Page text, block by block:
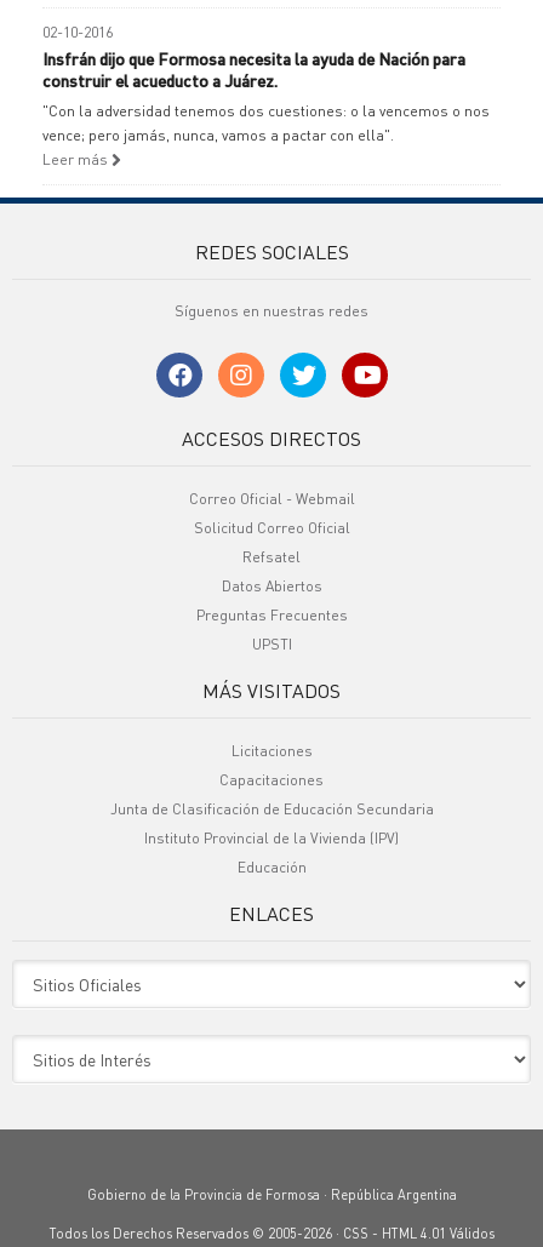
02-10-2016
Insfrán dijo que Formosa necesita la ayuda de Nación para
construir el acueducto a Juárez.
"Con la adversidad tenemos dos cuestiones: o la vencemos o nos
vence; pero jamás, nunca, vamos a pactar con ella".
Leer más
REDES SOCIALES
Síguenos en nuestras redes
ACCESOS DIRECTOS
Correo Oficial - Webmail
Solicitud Correo Oficial
Refsatel
Datos Abiertos
Preguntas Frecuentes
UPSTI
MÁS VISITADOS
Licitaciones
Capacitaciones
Junta de Clasificación de Educación Secundaria
Instituto Provincial de la Vivienda (IPV)
Educación
ENLACES
Gobierno de la Provincia de Formosa · República Argentina
Todos los Derechos Reservados © 2005-2026 · CSS - HTML 4.01 Válidos